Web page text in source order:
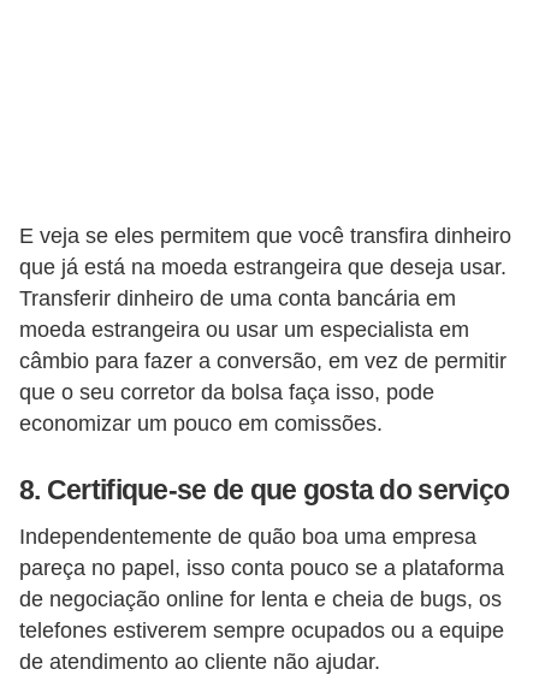
E veja se eles permitem que você transfira dinheiro
que já está na moeda estrangeira que deseja usar.
Transferir dinheiro de uma conta bancária em
moeda estrangeira ou usar um especialista em
câmbio para fazer a conversão, em vez de permitir
que o seu corretor da bolsa faça isso, pode
economizar um pouco em comissões.
8. Certifique-se de que gosta do serviço
Independentemente de quão boa uma empresa
pareça no papel, isso conta pouco se a plataforma
de negociação online for lenta e cheia de bugs, os
telefones estiverem sempre ocupados ou a equipe
de atendimento ao cliente não ajudar.